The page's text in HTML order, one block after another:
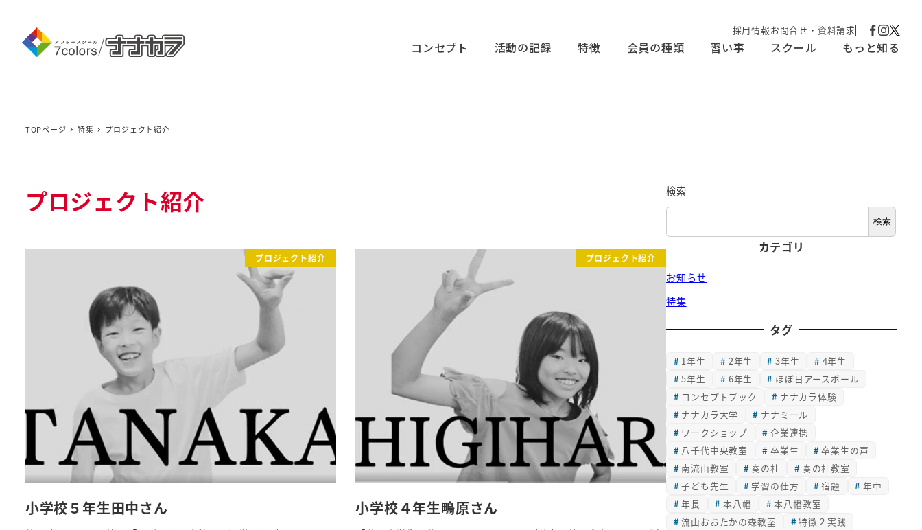
採用情報お問合せ・資料請求
コンセプト 活動の記録 特徴 会員の種類 習い事 スクール もっと知る
TOPページ 特集 プロジェクト紹介
プロジェクト紹介
プロジェクト紹介
小学校５年生田中さん
プロジェクト紹介
小学校４年生鴫原さん
検索
検索
カテゴリ
お知らせ
特集
タグ
1年生 2年生 3年生
4年生
5年生
6年生
ほぼ日アースボール
コンセプトブック
ナナカラ体験
ナナカラ大学
ナナミール
ワークショップ
企業連携
八千代中央教室
卒業生
卒業生の声
南流山教室
奏の杜
奏の杜教室
子ども先生
学習の仕方 宿題
年中
年長
本八幡
本八幡教室
流山おおたかの森教室
特徴２実践